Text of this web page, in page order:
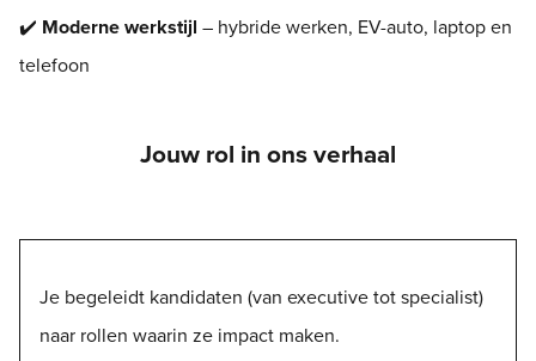
✔️ Moderne werkstijl – hybride werken, EV-auto, laptop en
telefoon
Jouw rol in ons verhaal
Je begeleidt kandidaten (van executive tot specialist)
naar rollen waarin ze impact maken.